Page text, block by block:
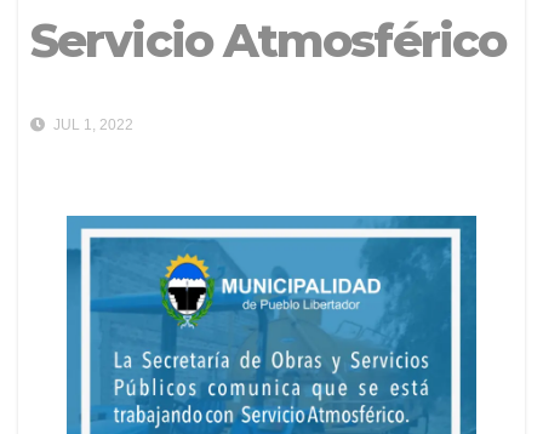
Servicio Atmosférico
JUL 1, 2022